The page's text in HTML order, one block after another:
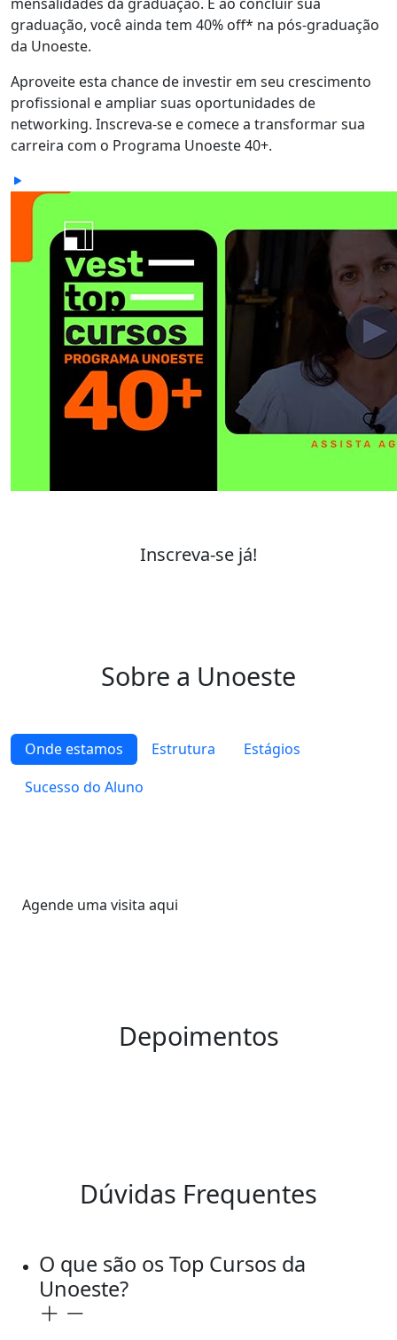
graduação, você ainda tem 40% off* na pós-graduação
da Unoeste.
Aproveite esta chance de investir em seu crescimento
profissional e ampliar suas oportunidades de
networking. Inscreva-se e comece a transformar sua
carreira com o Programa Unoeste 40+.
Inscreva-se já!
Sobre a Unoeste
Onde estamos Estrutura
Estágios
Sucesso do Aluno
Agende uma visita aqui
Depoimentos
Dúvidas Frequentes
O que são os Top Cursos da
Unoeste?